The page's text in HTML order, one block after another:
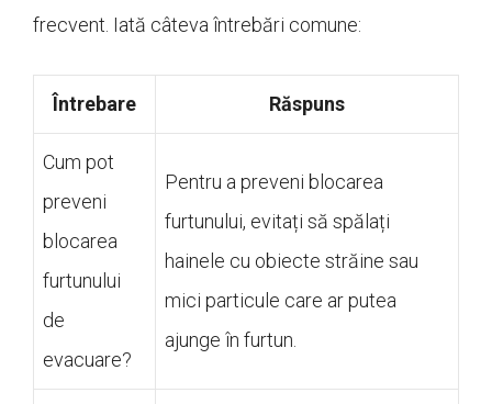
frecvent. Iată câteva întrebări comune:
Întrebare Răspuns
Cum pot
preveni
blocarea
furtunului
de
evacuare?
Pentru a preveni blocarea
furtunului, evitați să spălați
hainele cu obiecte străine sau
mici particule care ar putea
ajunge în furtun.